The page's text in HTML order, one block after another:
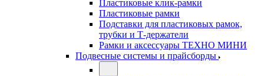
Пластиковые клик-рамки
Пластиковые рамки
Подставки для пластиковых рамок,
трубки и Т-держатели
Рамки и аксессуары ТЕХНО МИНИ
Подвесные системы и прайсборды